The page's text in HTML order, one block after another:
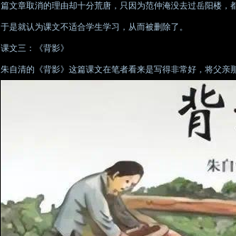
篇文章取消的理由却十分荒唐，只因为范仲淹没去过岳阳楼，
于是就认为课文不适合学生学习，从而被删除了。
课文三：《背影》
朱自清的《背影》这篇课文在笔者看来是写得非常好，将父亲